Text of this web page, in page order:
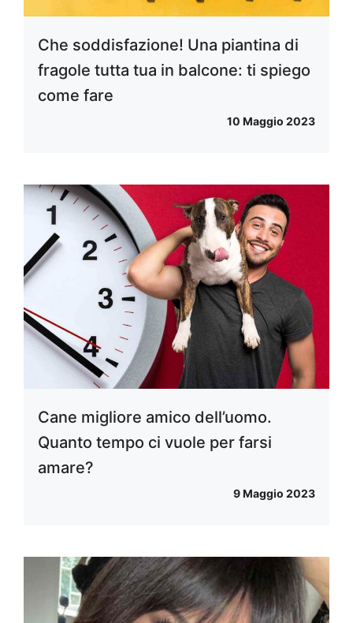
Che soddisfazione! Una piantina di
fragole tutta tua in balcone: ti spiego
come fare
10 Maggio 2023
Cane migliore amico dell’uomo.
Quanto tempo ci vuole per farsi
amare?
9 Maggio 2023